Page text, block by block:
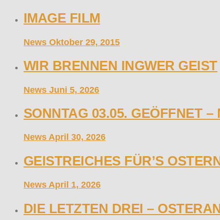
IMAGE FILM
News Oktober 29, 2015
WIR BRENNEN INGWER GEIST
News Juni 5, 2026
SONNTAG 03.05. GEÖFFNET –
News April 30, 2026
GEISTREICHES FÜR’S
News April 1, 2026
DIE LETZTEN DREI –